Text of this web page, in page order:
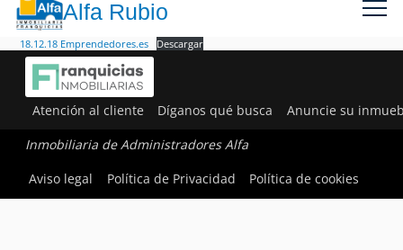
Alfa Rubio
18.12.18 Emprendedores.es Descargar
Atención al cliente Díganos qué busca Anuncie su
Inmobiliaria de Administradores Alfa
Aviso legal
Política de Privacidad Política de cookies